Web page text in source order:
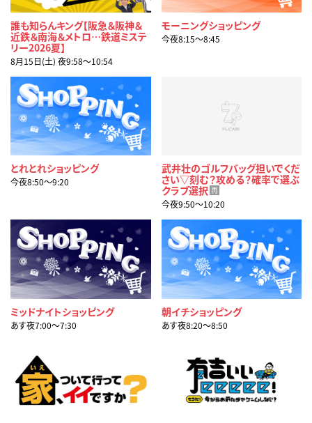
誰も知らんキング【阪急＆阪神＆
近鉄＆南海＆メトロ…鉄道ミステ
リー2026夏】
8月15日(土) 夜9:58〜10:54
モーニングショッピング
今夜8:15〜8:45
とれとれショッピング
今夜8:50〜9:20
武井壮のゴルフバッグ担いでくだ
さい▽刻む？攻める？確率で選ぶ
クラブ選択 再
今夜9:50〜10:20
ミッドナイトショッピング
あす夜7:00〜7:30
朝イチショッピング
あす夜8:20〜8:50